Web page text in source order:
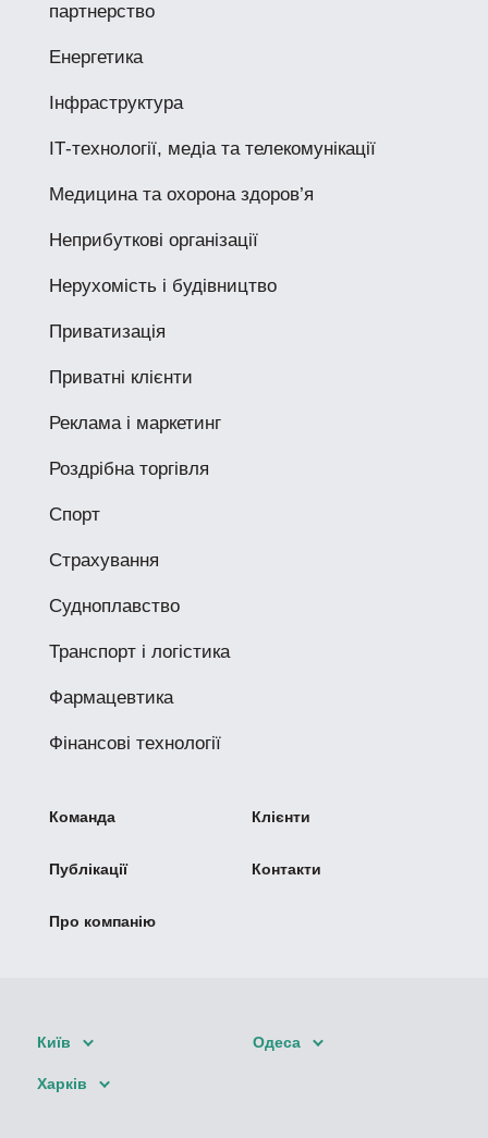
партнерство
Енергетика
Інфраструктура
ІТ-технології, медіа та телекомунікації
Медицина та охорона здоров’я
Неприбуткові організації
Нерухомість і будівництво
Приватизація
Приватні клієнти
Реклама і маркетинг
Роздрібна торгівля
Спорт
Страхування
Судноплавство
Транспорт і логістика
Фармацевтика
Фінансові технології
Команда Клієнти
Публікації Контакти
Про компанію
Київ Одеса
Харків